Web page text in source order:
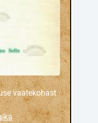
vaatekohast